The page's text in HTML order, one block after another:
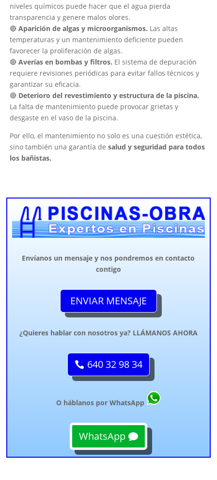
niveles químicos puede hacer que el agua pierda
transparencia y genere malos olores.
🔴 Aparición de algas y microorganismos. Las altas
temperaturas y un mantenimiento deficiente pueden
favorecer la proliferación de algas.
🔴 Averías en bombas y filtros. El sistema de depuración
requiere revisiones periódicas para evitar fallos técnicos y
garantizar su eficacia.
🔴 Deterioro del revestimiento y estructura de la piscina.
La falta de mantenimiento puede provocar grietas y
desgaste en el vaso de la piscina.
Por ello, el mantenimiento no solo es una cuestión estética,
sino también una garantía de salud y seguridad para todos
los bañistas.
Envíanos un mensaje y nos pondremos en contacto
contigo
ENVIAR MENSAJE
¿Quieres hablar con nosotros ya? LLÁMANOS AHORA
640 32 98 34
O háblanos por WhatsApp
WhatsApp